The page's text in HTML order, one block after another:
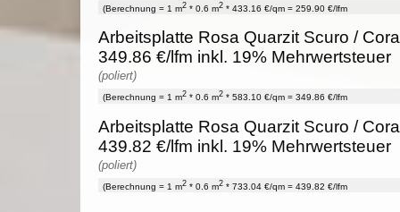
(Berechnung = 1 m2 * 0.6 m2 * 433.16 €/qm = 259.90 €/lfm
Arbeitsplatte Rosa Quarzit Scuro /
349.86 €/lfm inkl. 19% Mehrwertsteuer
(poliert)
(Berechnung = 1 m2 * 0.6 m2 * 583.10 €/qm = 349.86 €/lfm
Arbeitsplatte Rosa Quarzit Scuro /
439.82 €/lfm inkl. 19% Mehrwertsteuer
(poliert)
(Berechnung = 1 m2 * 0.6 m2 * 733.04 €/qm = 439.82 €/lfm